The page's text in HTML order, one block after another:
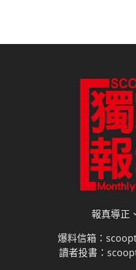
爆料信箱：
讀者投書：